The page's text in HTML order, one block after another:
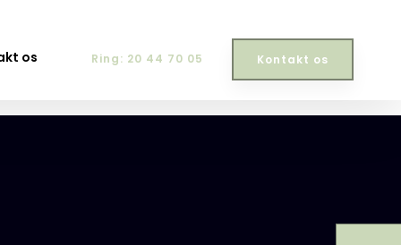
os Ring: 20 44 70 05 Kontakt os​